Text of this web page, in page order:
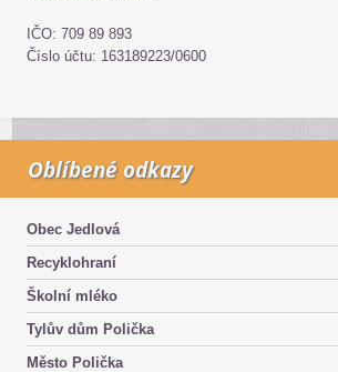
IČO: 709 89 893
Číslo účtu: 163189223/0600
Oblíbené odkazy
Obec Jedlová
Recyklohraní
Školní mléko
Tylův dům Polička
Město Polička